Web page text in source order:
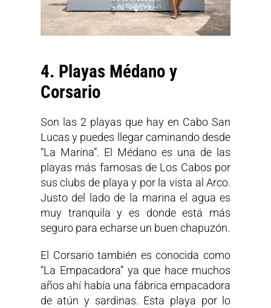
4. Playas Médano y
Corsario
Son las 2 playas que hay en Cabo San
Lucas y puedes llegar caminando desde
“La Marina”. El Médano es una de las
playas más famosas de Los Cabos por
sus clubs de playa y por la vista al Arco.
Justo del lado de la marina el agua es
muy tranquila y es donde está más
seguro para echarse un buen chapuzón.
El Corsario también es conocida como
“La Empacadora” ya que hace muchos
años ahí había una fábrica empacadora
de atún y sardinas. Esta playa por lo